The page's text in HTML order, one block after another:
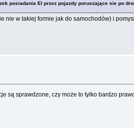
posiadania EI przez pojazdy poruszające sie po
nie w takiej formie jak do samochodów) i
są sprawdzone, czy może to tylko bardzo